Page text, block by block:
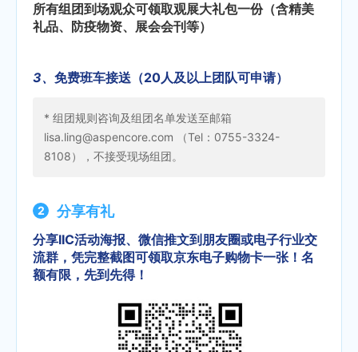
所有组团到场观众可领取观展大礼包一份（含精美
礼品、防疫物资、展会会刊等）
3、 免费班车接送（20人及以上团队可申请）
* 组团规则咨询及组团名单发送至邮箱
lisa.ling@aspencore.com （Tel：0755-3324-
8108），不接受现场组团。
分享有礼
分享IIC活动海报、微信推文到朋友圈或电子行业交
流群，凭完整截图可领取京东电子购物卡一张！名
额有限，先到先得！